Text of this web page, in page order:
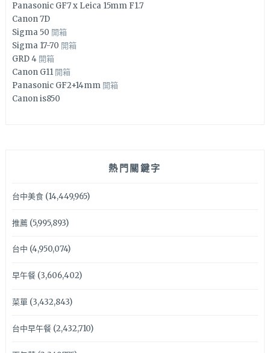
Panasonic GF7 x Leica 15mm F1.7
Canon 7D
Sigma 50 開箱
Sigma 17-70 開箱
GRD 4 開箱
Canon G11 開箱
Panasonic GF2+14mm 開箱
Canon is850
熱門關鍵字
台中美食(14,449,965)
推薦(5,995,893)
台中 (4,950,074)
早午餐(3,606,402)
菜單(3,432,843)
台中早午餐(2,432,710)